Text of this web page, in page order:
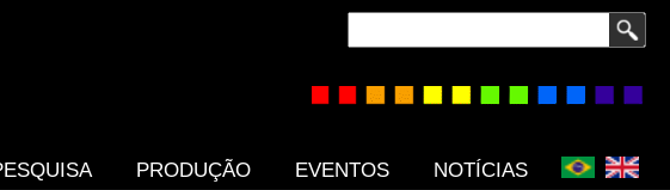
PRODUÇÃO EVENTOS NOTÍCIAS